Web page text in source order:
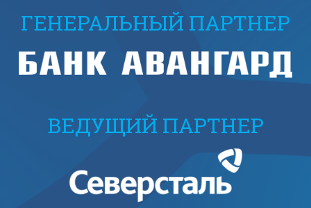
ГЕНЕРАЛЬНЫЙ ПАРТНЕР
ВЕДУЩИЙ ПАРТНЕР